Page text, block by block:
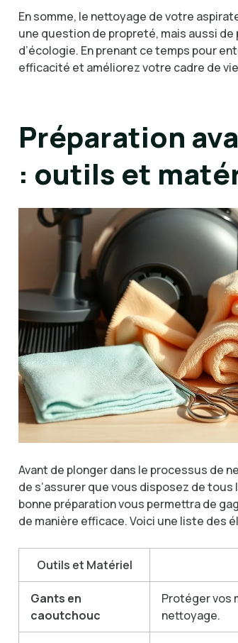
En somme, le nettoyage de votre
une question de propreté, mais aussi
d’écologie. En prenant ce temps pour
efficacité et améliorez votre cadre de
Préparation
: outils et
Avant de plonger dans le processus de
de s’assurer que vous disposez de tous
bonne préparation vous permettra de
de manière efficace. Voici une liste des
Outils et Matériel
Gants en
caoutchouc
Protéger vos
nettoyage.